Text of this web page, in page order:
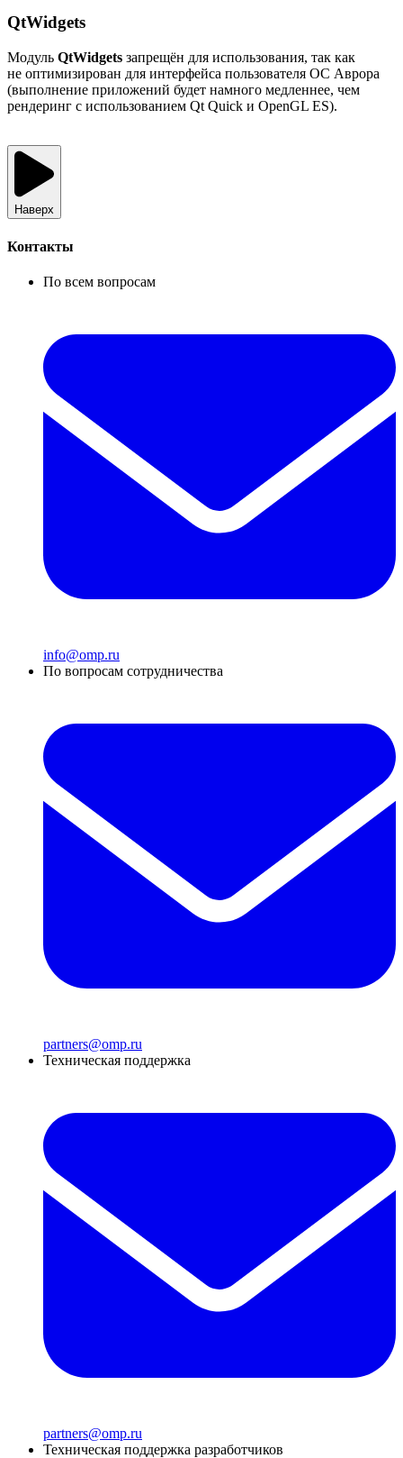
QtWidgets
Модуль QtWidgets запрещён для использования, так как
не оптимизирован для интерфейса пользователя ОС Аврора
(выполнение приложений будет намного медленнее, чем
рендеринг с использованием Qt Quick и OpenGL ES).
Наверх
Контакты
По всем вопросам
info@omp.ru
По вопросам сотрудничества
partners@omp.ru
Техническая поддержка
partners@omp.ru
Техническая поддержка разработчиков